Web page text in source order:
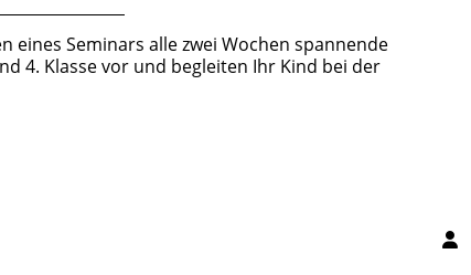
Seminars alle zwei Wochen spannende
4. Klasse vor und begleiten Ihr Kind bei der